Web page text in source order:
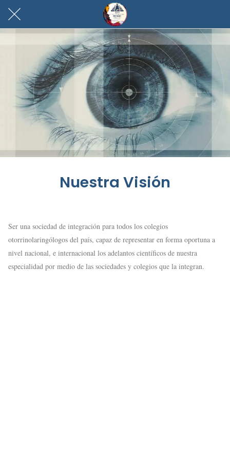
Nuestra Visión
Ser una sociedad de integración para todos los colegios
otorrinolaringólogos del país, capaz de representar en forma oportuna a
nivel nacional, e internacional los adelantos científicos de nuestra
especialidad por medio de las sociedades y colegios que la integran.